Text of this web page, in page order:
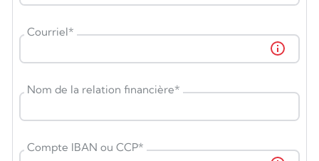
Courriel*
Nom de la relation financière*
Compte IBAN ou CCP*